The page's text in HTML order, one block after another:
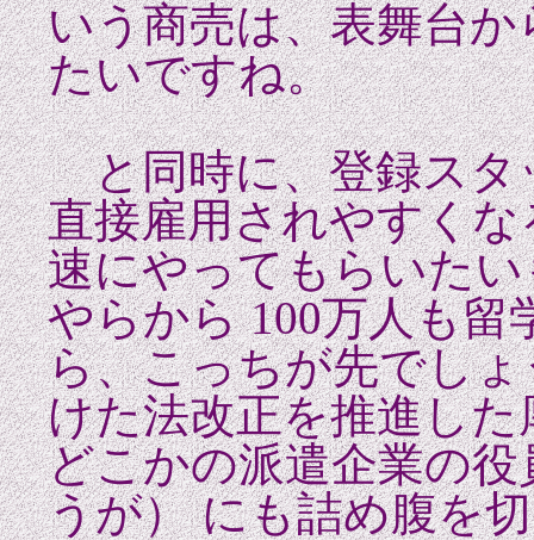
いう商売は、表舞台
たいですね。
と同時に、登録スタ
直接雇用されやすく
速にやってもらいた
やらから 100万人も
ら、こっちが先でし
けた法改正を推進し
どこかの派遣企業の
うが） にも詰め腹を